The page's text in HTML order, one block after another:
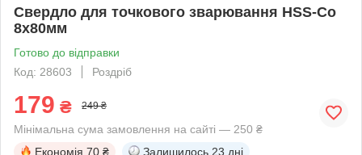
Свердло для точкового зварювання HSS-Co
8х80мм
Готово до відправки
Код: 28603
Роздріб
179 ₴ 249 ₴
Мінімальна сума замовлення на сайті — 250 ₴
Економія 70 ₴ Залишилось 23 дні